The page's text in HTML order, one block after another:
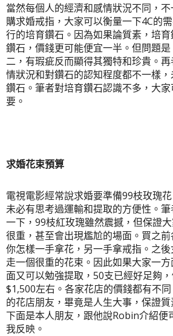
當然每個人的經濟和感情狀況不同，
購求婚戒指，大家可以衡量一下4C的
行的培育鑽石。因為如果論質素，培
鑽石，價錢更可能便宜一半。但問題
二，有瑕疵反而顯得其獨特和珍貴。
情狀況和對鑽石的認知程度都不一樣
鑽石。筆者對培育鑽石認識不多，大
要。
求婚花束預算
電視電影經常說求婚要準備99枝玫瑰
未必有思考過運輸和提取的方便性。
一下，99枝紅玫瑰雖然震撼，但保證
很重，甚至會出現尷尬的場面。買之
你怎樣一手拿花，另一手拿戒指 。之
走一個很重的花束。因此如果大家一
面又可以勉強提取，50支已經好足夠
$1,500左右。各家花店的價錢都有不
的花店朋友，畢竟是人生大事，保證
下面是本人朋友，跟他說Robin介紹便
我反映。